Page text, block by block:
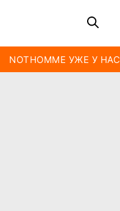
NOTHOMME УЖЕ У НАС